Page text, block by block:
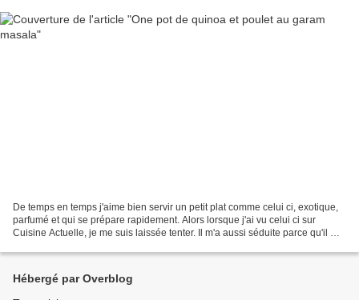
De temps en temps j'aime bien servir un petit plat comme celui ci, exotique,
parfumé et qui se prépare rapidement. Alors lorsque j'ai vu celui ci sur
Cuisine Actuelle, je me suis laissée tenter. Il m'a aussi séduite parce qu'il m'a
Hébergé par Overblog